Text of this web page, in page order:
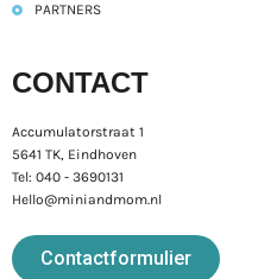
PARTNERS
CONTACT
Accumulatorstraat 1
5641 TK, Eindhoven
Tel: 040 - 3690131
Hello@miniandmom.nl
Contactformulier